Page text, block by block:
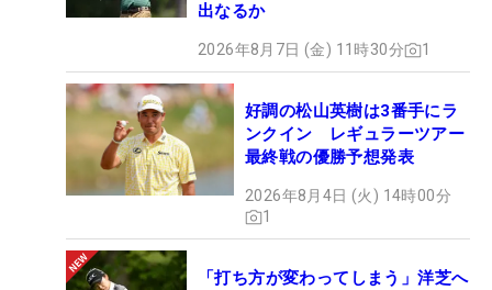
出なるか
2026年8月7日 (金) 11時30分 1
好調の松山英樹は3番手にラ
ンクイン レギュラーツアー
最終戦の優勝予想発表
2026年8月4日 (火) 14時00分
1
「打ち方が変わってしまう」洋芝へ